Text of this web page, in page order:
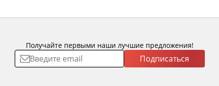
Получайте первыми наши лучшие предложения!
Подписаться